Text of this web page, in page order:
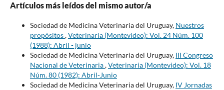
Artículos más leídos del mismo autor/a
Sociedad de Medicina Veterinaria del Uruguay, Nuestros
propósitos,Veterinaria (Montevideo): Vol. 24 Núm. 100
(1988): Abril - junio
Sociedad de Medicina Veterinaria del Uruguay, III Congreso
Nacional de Veterinaria,Veterinaria (Montevideo): Vol. 18
Núm. 80 (1982): Abril-Junio
Sociedad de Medicina Veterinaria del Uruguay, IV Jornadas